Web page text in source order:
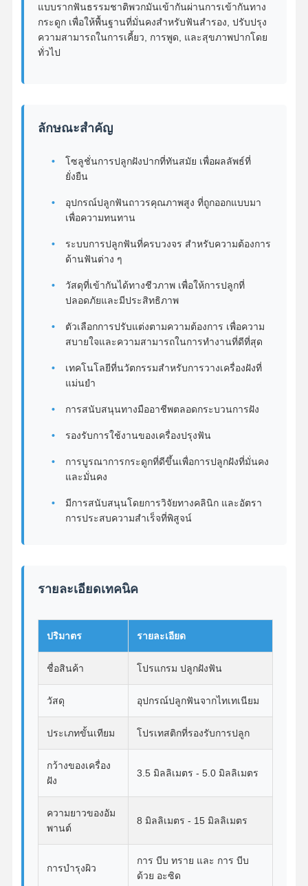
ควบคุม
คุณภาพ
ติดต่อเรา ข่าว ทุกกรณี
พูดคุยกันตอน
นี้
ฟันปลอมเซรามิก
โปรเซลีนหลอมกับโลหะ
แบบรากฟันธรรมชาติพวกมันเข้ากันผ่านการเข้ากันทาง
กระดูก เพื่อให้พื้นฐานที่มั่นคงสําหรับฟันสํารอง, ปรับปรุง
ความสามารถในการเคี้ยว, การพูด, และสุขภาพปากโดย
ทั่วไป
ลักษณะสําคัญ
โซลูชั่นการปลูกฝังปากที่ทันสมัย เพื่อผลลัพธ์ที่
ยั่งยืน
อุปกรณ์ปลูกฟันถาวรคุณภาพสูง ที่ถูกออกแบบมา
เพื่อความทนทาน
ระบบการปลูกฟันที่ครบวงจร สําหรับความต้องการ
ด้านฟันต่าง ๆ
วัสดุที่เข้ากันได้ทางชีวภาพ เพื่อให้การปลูกที่
ปลอดภัยและมีประสิทธิภาพ
ตัวเลือกการปรับแต่งตามความต้องการ เพื่อความ
สบายใจและความสามารถในการทํางานที่ดีที่สุด
เทคโนโลยีที่นวัตกรรมสําหรับการวางเครื่องฝังที่
แม่นยํา
การสนับสนุนทางมืออาชีพตลอดกระบวนการฝัง
รองรับการใช้งานของเครื่องปรุงฟัน
การบูรณาการกระดูกที่ดีขึ้นเพื่อการปลูกฝังที่มั่นคง
และมั่นคง
มีการสนับสนุนโดยการวิจัยทางคลินิก และอัตรา
การประสบความสําเร็จที่พิสูจน์
รายละเอียดเทคนิค
ปริมาตร รายละเอียด
ชื่อสินค้า โปรแกรม ปลูกฝังฟัน
วัสดุ อุปกรณ์ปลูกฟันจากไทเทเนียม
ประเภทขั้นเทียม โปรเทสติกที่รองรับการปลูก
กว้างของเครื่อง
ฝัง
3.5 มิลลิเมตร - 5.0 มิลลิเมตร
ความยาวของอัม
พานต์
8 มิลลิเมตร - 15 มิลลิเมตร
การบํารุงผิว
การ บีบ ทราย และ การ บีบ
ด้วย อะซิด